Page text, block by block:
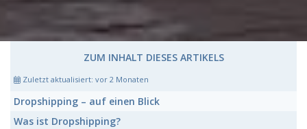
ZUM INHALT DIESES ARTIKELS
Zuletzt aktualisiert: vor 2 Monaten
Dropshipping – auf einen Blick
Was ist Dropshipping?